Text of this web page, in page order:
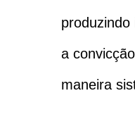
a
maneira